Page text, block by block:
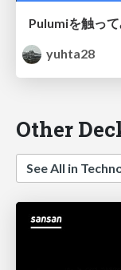
Pulumiを触って
yuhta28
Other
See All in